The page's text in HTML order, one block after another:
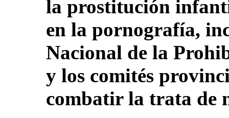
la prostitución
en la pornografía,
Nacional de la
y los comités
combatir la trata de